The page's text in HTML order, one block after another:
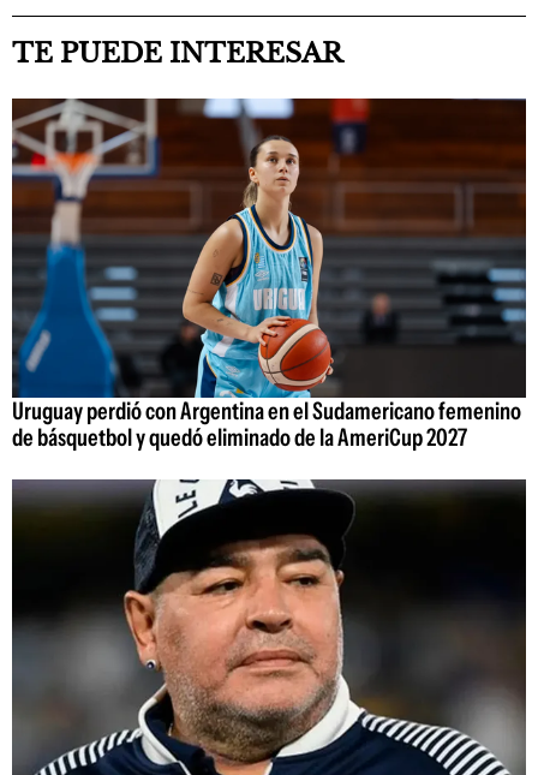
TE PUEDE INTERESAR
Uruguay perdió con Argentina en el Sudamericano femenino
de básquetbol y quedó eliminado de la AmeriCup 2027